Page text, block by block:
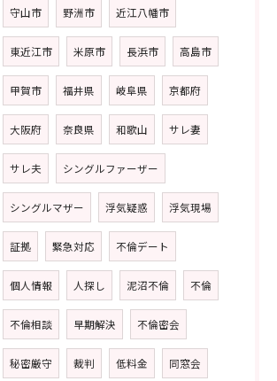
守山市 野洲市 近江八幡市
東近江市 米原市 長浜市 高島市
甲賀市 福井県 岐阜県 京都府
大阪府 奈良県 和歌山 サレ妻
サレ夫 シングルファーザー
シングルマザー 浮気疑惑 浮気現場
証拠 緊急対応 不倫デート
個人情報 人探し 泥沼不倫 不倫
不倫相談 早期解決 不倫密会
秘密厳守 裁判 低料金 同窓会